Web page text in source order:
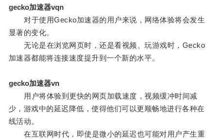
gecko加速器vqn
对于使用Gecko加速器的用户来说，网络体验将会发生
显著的变化。
无论是在浏览网页时，还是看视频、玩游戏时，Gecko
加速器都能将连接速度提升到一个新的水平。
gecko加速器vn
用户将体验到更快的网页加载速度，视频缓冲时间减
少，游戏中的延迟降低，使得他们可以更顺畅地进行各种在
线活动。
在互联网时代，即使是微小的延迟也可能对用户产生重